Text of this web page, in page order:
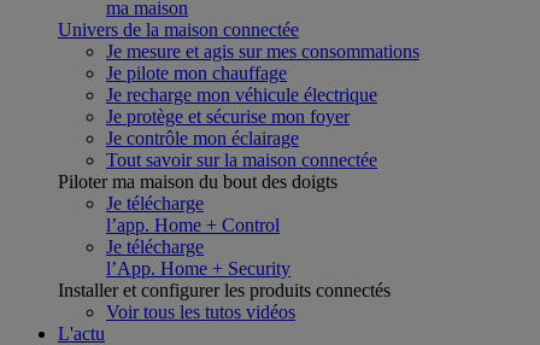
ma maison
Univers de la maison connectée
Je mesure et agis sur mes consommations
Je pilote mon chauffage
Je recharge mon véhicule électrique
Je protège et sécurise mon foyer
Je contrôle mon éclairage
Tout savoir sur la maison connectée
Piloter ma maison du bout des doigts
Je télécharge
l’app. Home + Control
Je télécharge
l’App. Home + Security
Installer et configurer les produits connectés
Voir tous les tutos vidéos
L'actu